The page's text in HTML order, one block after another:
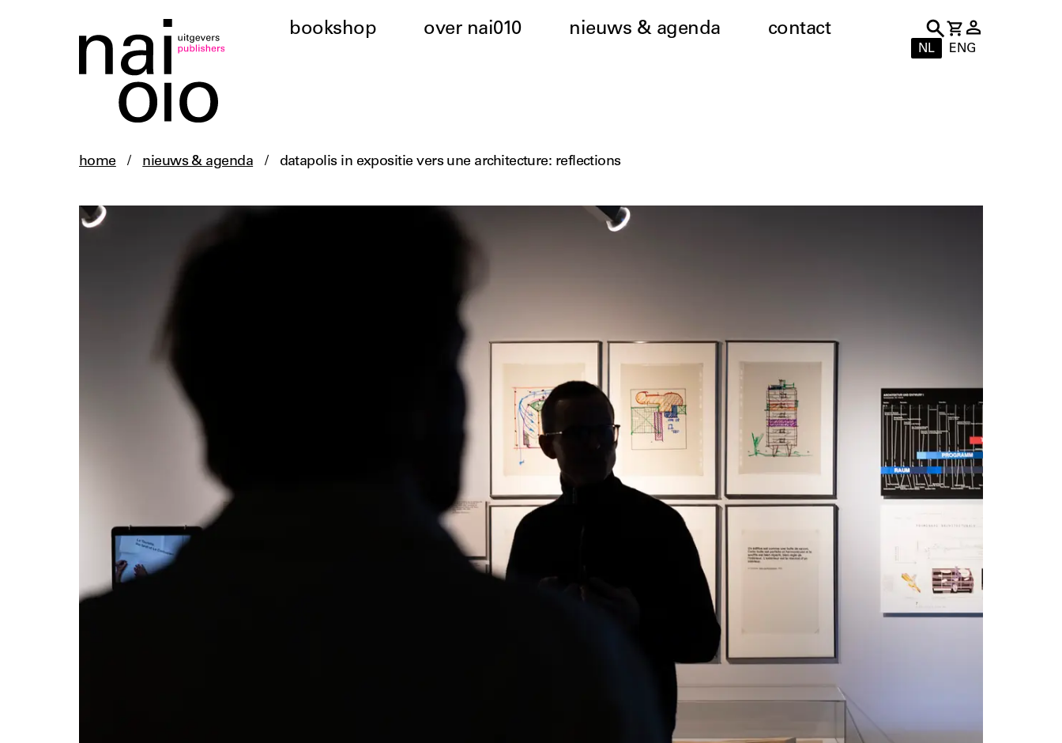
bookshop over nai010 nieuws & agenda contact
NL ENG
home / nieuws & agenda / datapolis in expositie vers une architecture: reflections